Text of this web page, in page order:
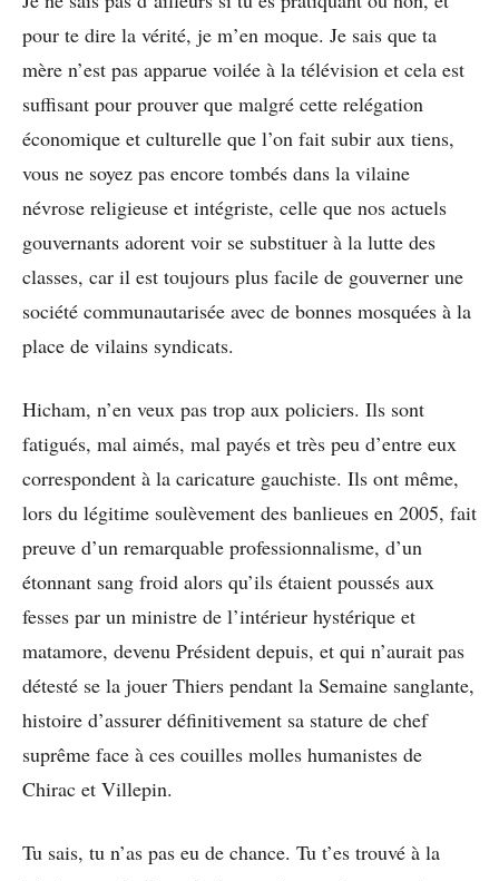
pour te dire la vérité, je m’en moque. Je sais que ta
mère n’est pas apparue voilée à la télévision et cela est
suffisant pour prouver que malgré cette relégation
économique et culturelle que l’on fait subir aux tiens,
vous ne soyez pas encore tombés dans la vilaine
névrose religieuse et intégriste, celle que nos actuels
gouvernants adorent voir se substituer à la lutte des
classes, car il est toujours plus facile de gouverner une
société communautarisée avec de bonnes mosquées à la
place de vilains syndicats.
Hicham, n’en veux pas trop aux policiers. Ils sont
fatigués, mal aimés, mal payés et très peu d’entre eux
correspondent à la caricature gauchiste. Ils ont même,
lors du légitime soulèvement des banlieues en 2005, fait
preuve d’un remarquable professionnalisme, d’un
étonnant sang froid alors qu’ils étaient poussés aux
fesses par un ministre de l’intérieur hystérique et
matamore, devenu Président depuis, et qui n’aurait pas
détesté se la jouer Thiers pendant la Semaine sanglante,
histoire d’assurer définitivement sa stature de chef
suprême face à ces couilles molles humanistes de
Chirac et Villepin.
Tu sais, tu n’as pas eu de chance. Tu t’es trouvé à la